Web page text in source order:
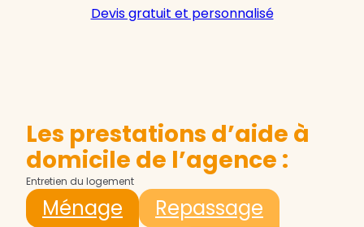
Devis gratuit et personnalisé
Les prestations d’aide à
domicile de l’agence :
Entretien du logement
Ménage
Repassage